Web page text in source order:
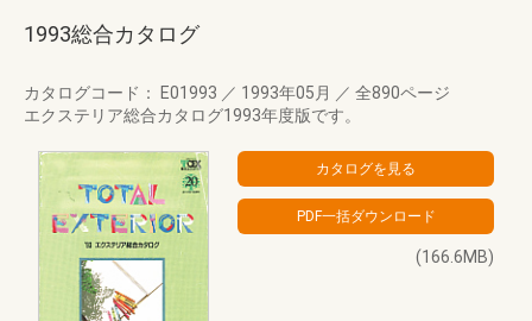
1993総合カタログ
カタログコード： E01993 ／ 1993年05月 ／ 全890ページ
エクステリア総合カタログ1993年度版です。
(166.6MB)